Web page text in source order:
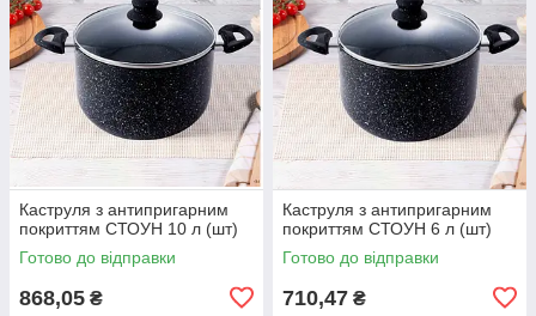
Каструля з антипригарним
покриттям СТОУН 10 л (шт)
Готово до відправки
868,05 ₴
Каструля з антипригарним
покриттям СТОУН 6 л (шт)
Готово до відправки
710,47 ₴